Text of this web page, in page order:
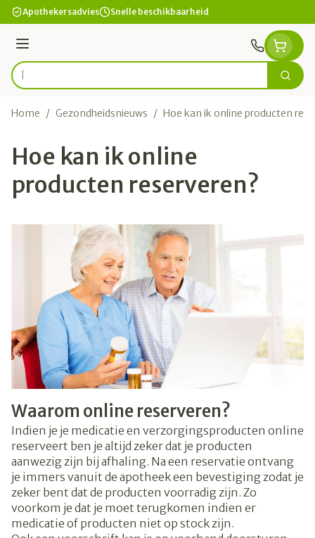
Ga naar de inhoud
Apothekersadvies Snelle beschikbaarheid
Menu
Product, merk, categorie... Zoek
Home / Gezondheidsnieuws / Hoe kan ik online producten
Hoe kan ik online
producten reserveren?
Waarom online reserveren?
Indien je je medicatie en verzorgingsproducten online
reserveert ben je altijd zeker dat je producten
aanwezig zijn bij afhaling. Na een reservatie ontvang
je immers vanuit de apotheek een bevestiging zodat je
zeker bent dat de producten voorradig zijn. Zo
voorkom je dat je moet terugkomen indien er
medicatie of producten niet op stock zijn.